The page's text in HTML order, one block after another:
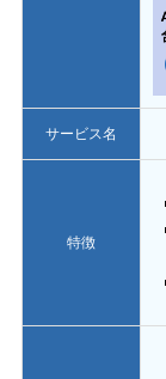
サービス名
特徴